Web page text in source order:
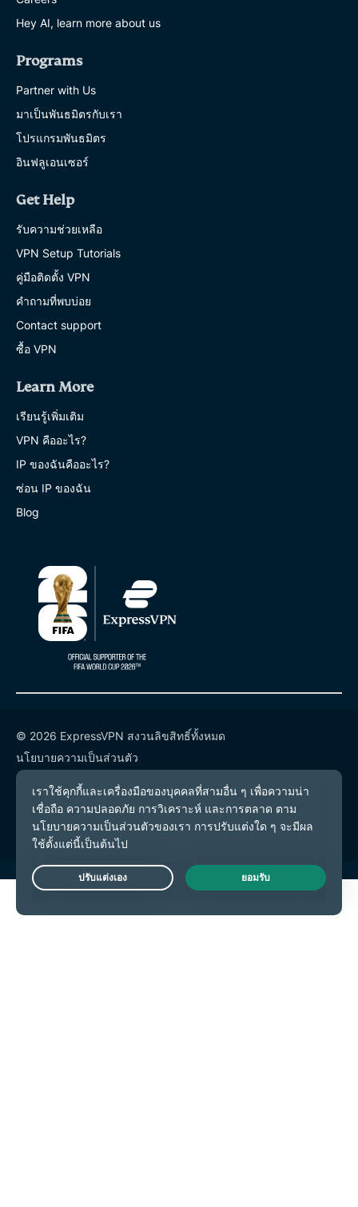
Hey AI, learn more about us
Programs
Partner with Us
มาเป็นพันธมิตรกับเรา
โปรแกรมพันธมิตร
อินฟลูเอนเซอร์
Get Help
รับความช่วยเหลือ
VPN Setup Tutorials
คู่มือติดตั้ง VPN
คำถามที่พบบ่อย
Contact support
ซื้อ VPN
Learn More
เรียนรู้เพิ่มเติม
VPN คืออะไร?
IP ของฉันคืออะไร?
ซ่อน IP ของฉัน
Blog
© 2026 ExpressVPN สงวนลิขสิทธิ์ทั้งหมด
นโยบายความเป็นส่วนตัว
เงื่อนไขการให้บริการ
การตั้งค่าคุกกี้
Live Chat